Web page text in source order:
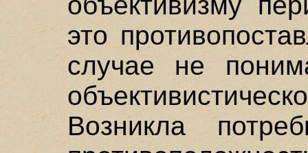
это
случае не
Возникла